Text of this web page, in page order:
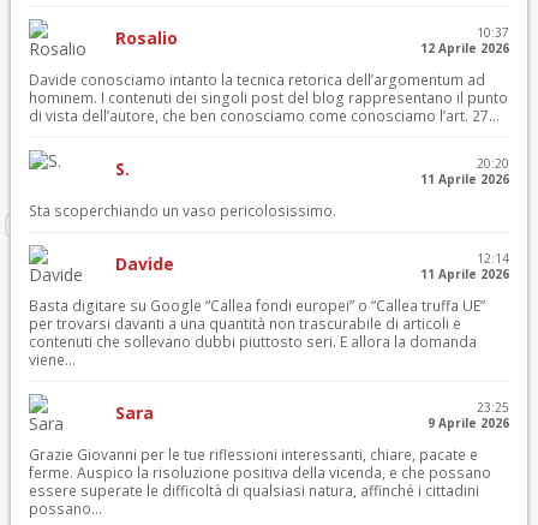
Rosalio
10:37
12 Aprile 2026
Davide conosciamo intanto la tecnica retorica dell’argomentum ad
hominem. I contenuti dei singoli post del blog rappresentano il punto
di vista dell’autore, che ben conosciamo come conosciamo l’art. 27...
S.
20:20
11 Aprile 2026
Sta scoperchiando un vaso pericolosissimo.
Davide
12:14
11 Aprile 2026
Basta digitare su Google “Callea fondi europei” o “Callea truffa UE”
per trovarsi davanti a una quantità non trascurabile di articoli e
contenuti che sollevano dubbi piuttosto seri. E allora la domanda
viene...
Sara
23:25
9 Aprile 2026
Grazie Giovanni per le tue riflessioni interessanti, chiare, pacate e
ferme. Auspico la risoluzione positiva della vicenda, e che possano
essere superate le difficoltà di qualsiasi natura, affinché i cittadini
possano...